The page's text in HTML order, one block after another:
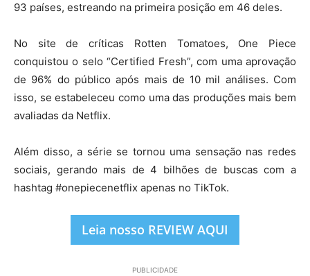
93 países, estreando na primeira posição em 46 deles.
No site de críticas Rotten Tomatoes, One Piece
conquistou o selo “Certified Fresh”, com uma aprovação
de 96% do público após mais de 10 mil análises. Com
isso, se estabeleceu como uma das produções mais bem
avaliadas da Netflix.
Além disso, a série se tornou uma sensação nas redes
sociais, gerando mais de 4 bilhões de buscas com a
hashtag #onepiecenetflix apenas no TikTok.
Leia nosso REVIEW AQUI
PUBLICIDADE